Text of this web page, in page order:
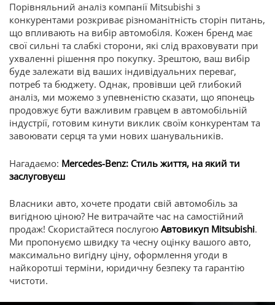
Порівняльний аналіз компанії Mitsubishi з
конкурентами розкриває різноманітність сторін питань,
що впливають на вибір автомобіля. Кожен бренд має
свої сильні та слабкі сторони, які слід враховувати при
ухваленні рішення про покупку. Зрештою, ваш вибір
буде залежати від ваших індивідуальних переваг,
потреб та бюджету. Однак, провівши цей глибокий
аналіз, ми можемо з упевненістю сказати, що японець
продовжує бути важливим гравцем в автомобільній
індустрії, готовим кинути виклик своїм конкурентам та
завоювати серця та уми нових шанувальників.
Нагадаємо: Mercedes-Benz: Стиль життя, на який ти
заслуговуєш
Власники авто, хочете продати свій автомобіль за
вигідною ціною? Не витрачайте час на самостійний
продаж! Скористайтеся послугоюАвтовикуп Mitsubishi.
Ми пропонуємо швидку та чесну оцінку вашого авто,
максимально вигідну ціну, оформлення угоди в
найкоротші терміни, юридичну безпеку та гарантію
чистоти.